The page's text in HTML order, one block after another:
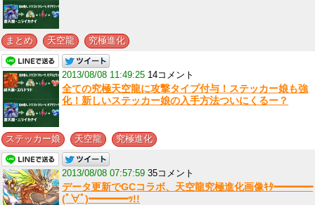
まとめ 天空龍 究極進化
2013/08/08 11:49:25 14コメント
全ての究極天空龍に攻撃タイプ付与！ステッカー娘も強
化！新しいステッカー娘の入手方法ついにくるー？
ステッカー娘 天空龍 究極進化
2013/08/08 07:57:59 35コメント
データ更新でGCコラボ、天空龍究極進化画像ｷﾀ━━━━
(ﾟ∀ﾟ)━━━━ｯ!!